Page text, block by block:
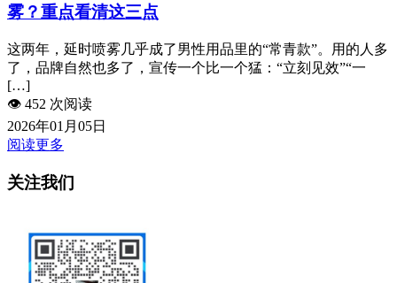
雾？重点看清这三点
这两年，延时喷雾几乎成了男性用品里的“常青款”。用的人多
了，品牌自然也多了，宣传一个比一个猛：“立刻见效”“一
[…]
👁️ 452 次阅读
2026年01月05日
阅读更多
关注我们